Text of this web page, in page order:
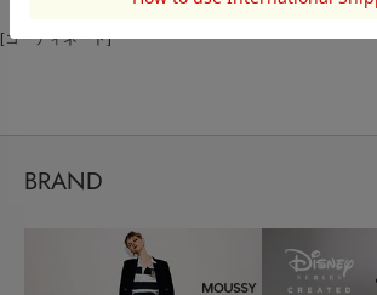
[コーディネート]
BRAND